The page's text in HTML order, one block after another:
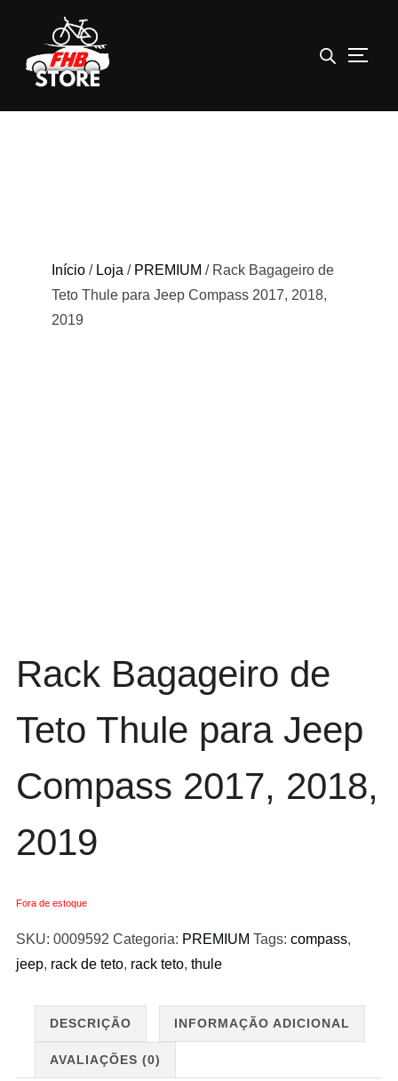
Início/ Loja / PREMIUM / Rack Bagageiro de
Teto Thule para Jeep Compass 2017, 2018,
2019
Rack Bagageiro de
Teto Thule para Jeep
Compass 2017, 2018,
2019
Fora de estoque
SKU: 0009592 Categoria: PREMIUM Tags: compass,
jeep, rack de teto, rack teto, thule
DESCRIÇÃO INFORMAÇÃO ADICIONAL
AVALIAÇÕES (0)